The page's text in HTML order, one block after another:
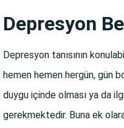
Depresyon
Depresyon tanısının
hemen hemen hergün, gün
duygu içinde olması ya da
gerekmektedir. Buna ek